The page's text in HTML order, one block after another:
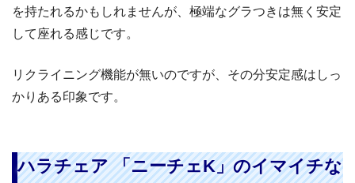
を持たれるかもしれませんが、極端なグラつきは無く安定
して座れる感じです。
リクライニング機能が無いのですが、その分安定感はしっ
かりある印象です。
ハラチェア 「ニーチェK」のイマイチな